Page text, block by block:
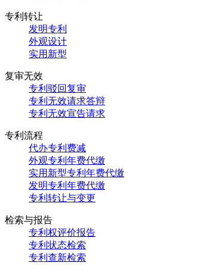
专利转让
发明专利
外观设计
实用新型
复审无效
专利驳回复审
专利无效请求答辩
专利无效宣告请求
专利流程
代办专利费减
外观专利年费代缴
实用新型专利年费代缴
发明专利年费代缴
专利转让与变更
检索与报告
专利权评价报告
专利状态检索
专利查新检索